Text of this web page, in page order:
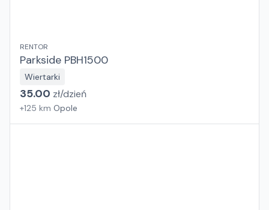
RENTOR
Parkside PBH1500
Wiertarki
35.00 zł/dzień
+125 km Opole